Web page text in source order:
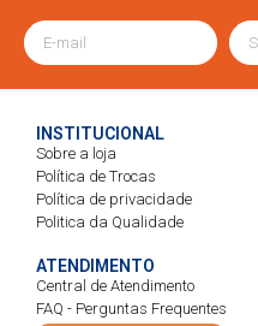
INSTITUCIONAL
Sobre a loja
Política de Trocas
Política de privacidade
Politica da Qualidade
ATENDIMENTO
Central de Atendimento
FAQ - Perguntas Frequentes